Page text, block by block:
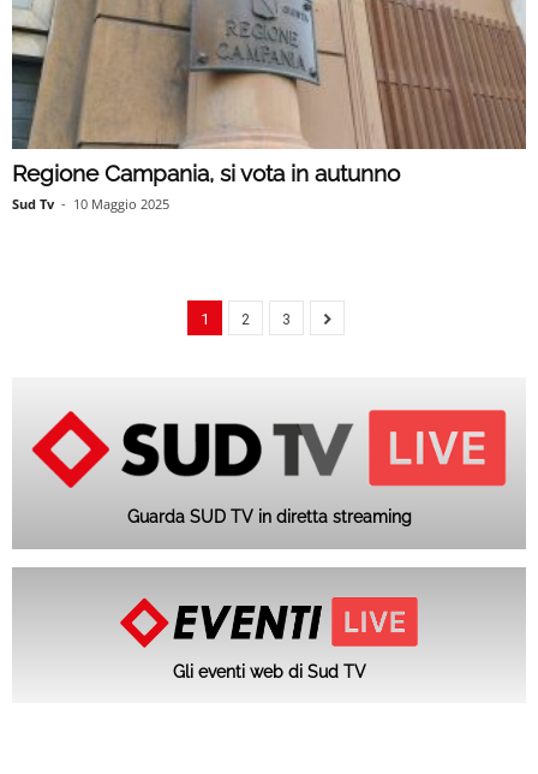
Regione Campania, si vota in autunno
Sud Tv - 10 Maggio 2025
1 2 3
Guarda SUD TV in diretta streaming
Gli eventi web di Sud TV